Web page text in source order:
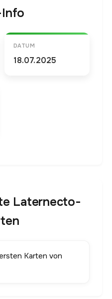
DATUM
18.07.2025
Laternecto-
Karten von